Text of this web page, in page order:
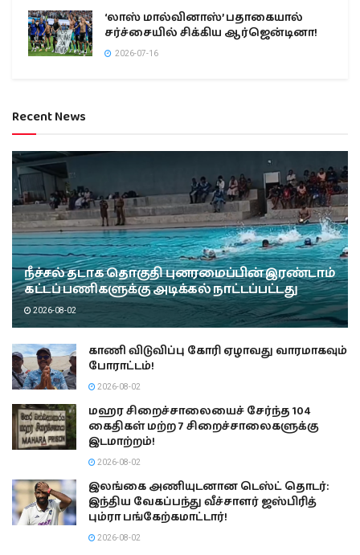
‘லாஸ் மால்வினாஸ்’ பதாகையால்
சர்ச்சையில் சிக்கிய ஆர்ஜென்டினா!
2026-07-16
Recent News
நீச்சல் தடாக தொகுதி புனரமைப்பின் இரண்டாம்
கட்டப் பணிகளுக்கு அடிக்கல் நாட்டப்பட்டது
2026-08-02
காணி விடுவிப்பு கோரி ஏழாவது வாரமாகவும்
போராட்டம்!
2026-08-02
மஹர சிறைச்சாலையைச் சேர்ந்த 104
கைதிகள் மற்ற 7 சிறைச்சாலைகளுக்கு
இடமாற்றம்!
2026-08-02
இலங்கை அணியுடனான டெஸ்ட் தொடர்:
இந்திய வேகப்பந்து வீச்சாளர் ஜஸ்பிரித்
பும்ரா பங்கேற்கமாட்டார்!
2026-08-02